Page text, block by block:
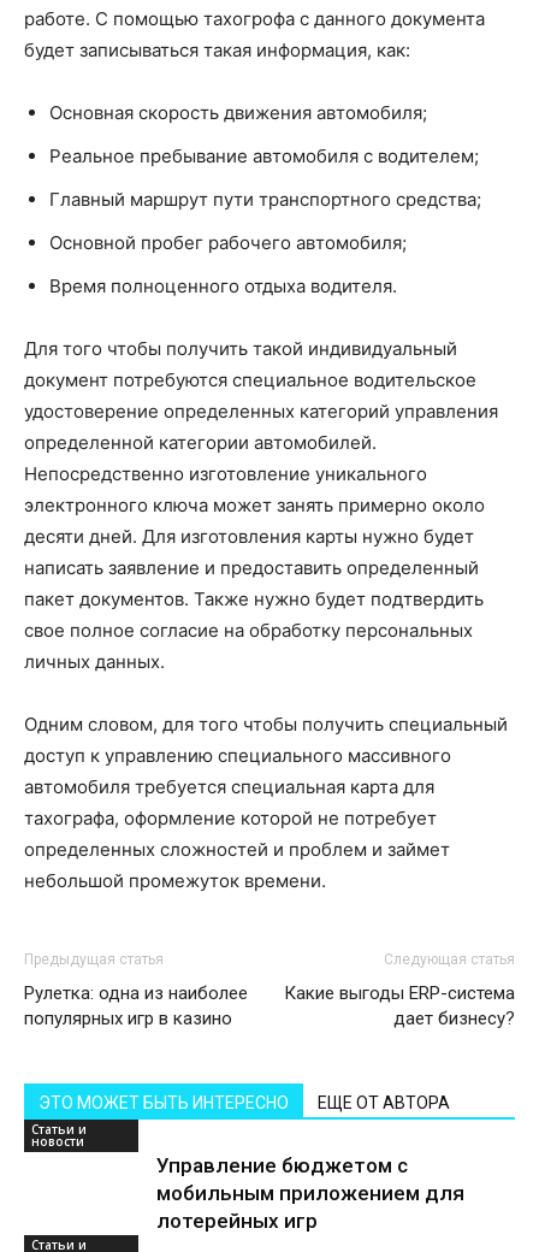
работе. С помощью тахогрофа с данного документа
будет записываться такая информация, как:
Основная скорость движения автомобиля;
Реальное пребывание автомобиля с водителем;
Главный маршрут пути транспортного средства;
Основной пробег рабочего автомобиля;
Время полноценного отдыха водителя.
Для того чтобы получить такой индивидуальный
документ потребуются специальное водительское
удостоверение определенных категорий управления
определенной категории автомобилей.
Непосредственно изготовление уникального
электронного ключа может занять примерно около
десяти дней. Для изготовления карты нужно будет
написать заявление и предоставить определенный
пакет документов. Также нужно будет подтвердить
свое полное согласие на обработку персональных
личных данных.
Одним словом, для того чтобы получить специальный
доступ к управлению специального массивного
автомобиля требуется специальная карта для
тахографа, оформление которой не потребует
определенных сложностей и проблем и займет
небольшой промежуток времени.
Предыдущая статья
Рулетка: одна из наиболее
популярных игр в казино
Следующая статья
Какие выгоды ERP-система
дает бизнесу?
ЭТО МОЖЕТ БЫТЬ ИНТЕРЕСНО ЕЩЕ ОТ АВТОРА
Статьи и
новости
Управление бюджетом с
мобильным приложением для
лотерейных игр
Статьи и